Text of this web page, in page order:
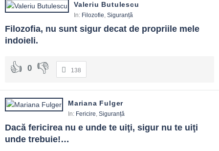
Valeriu Butulescu
In: Filozofie, Siguranță
Filozofia, nu sunt sigur decat de propriile mele
indoieli.
0 138
Mariana Fulger
In: Fericire, Siguranță
Dacă fericirea nu e unde te uiţi, sigur nu te uiţi
unde trebuie!…